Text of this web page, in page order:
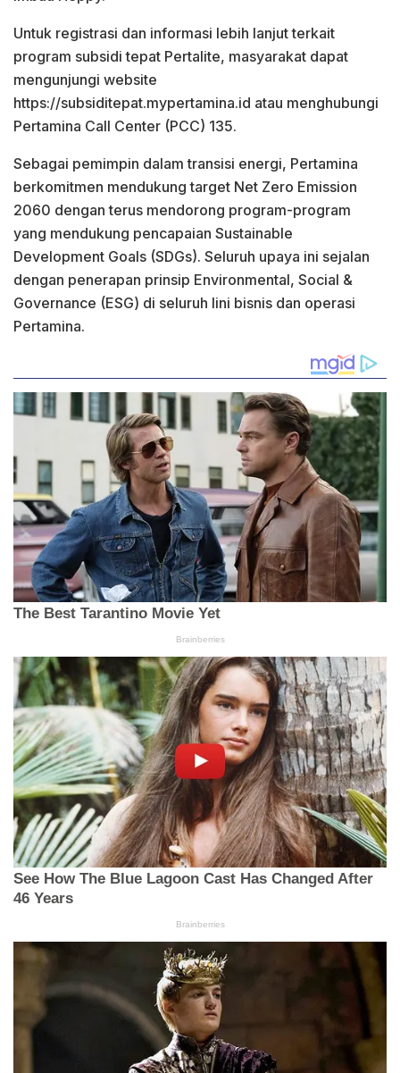
Untuk registrasi dan informasi lebih lanjut terkait
program subsidi tepat Pertalite, masyarakat dapat
mengunjungi website
https://subsiditepat.mypertamina.id atau menghubungi
Pertamina Call Center (PCC) 135.
Sebagai pemimpin dalam transisi energi, Pertamina
berkomitmen mendukung target Net Zero Emission
2060 dengan terus mendorong program-program
yang mendukung pencapaian Sustainable
Development Goals (SDGs). Seluruh upaya ini sejalan
dengan penerapan prinsip Environmental, Social &
Governance (ESG) di seluruh lini bisnis dan operasi
Pertamina.